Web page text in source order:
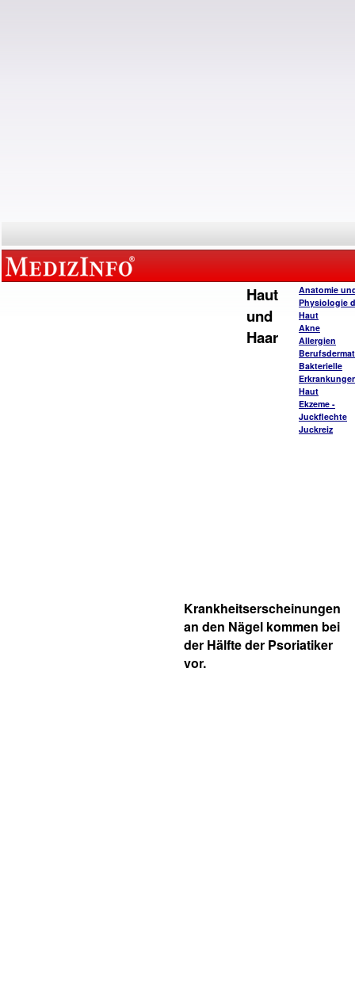
Haut
und
Haar
Anatomie
Physiologie
Haut
Akne
Allergien
Bakterielle
Haut
Ekzeme -
Juckflechte
Juckreiz
Krankheitserscheinungen
an den Nägel kommen bei
der Hälfte der Psoriatiker
vor.